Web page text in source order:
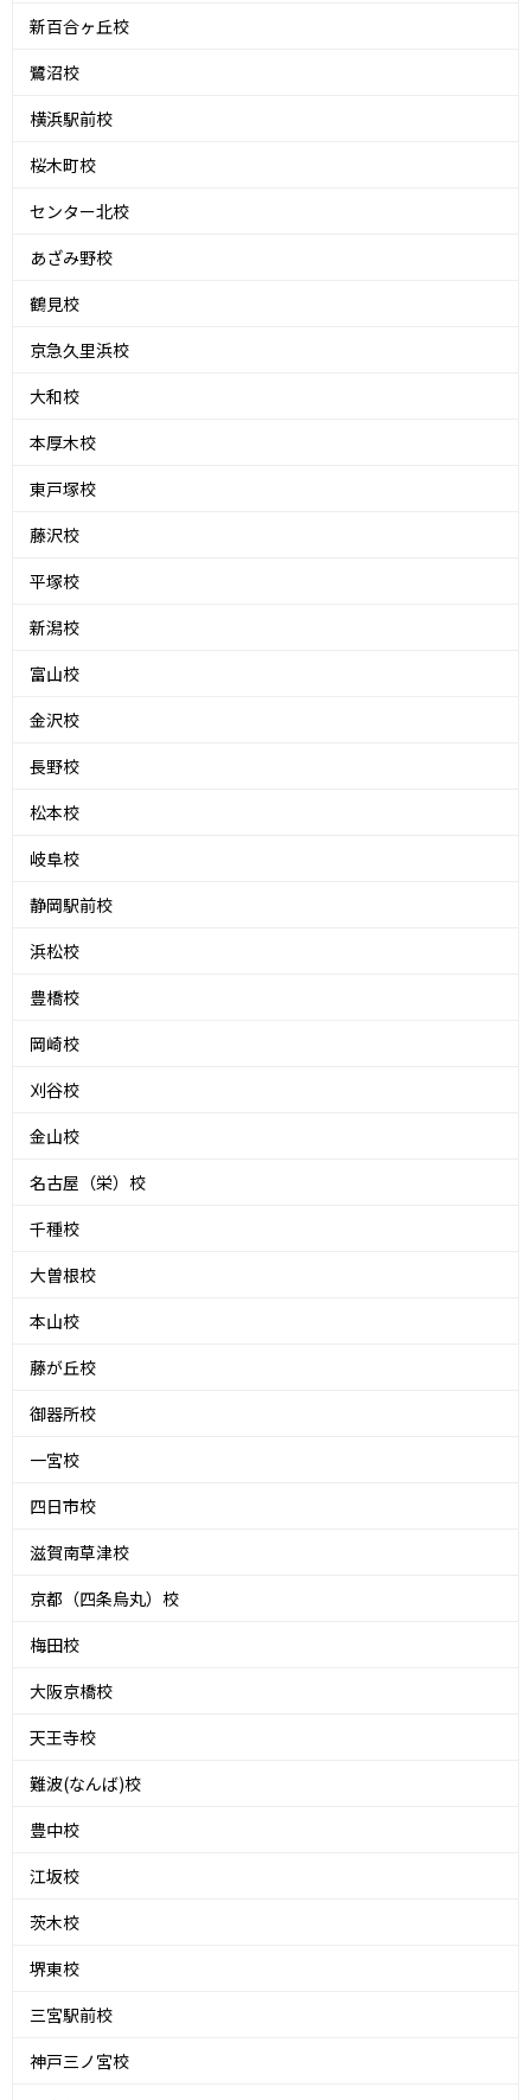
新百合ヶ丘校
鷺沼校
横浜駅前校
桜木町校
センター北校
あざみ野校
鶴見校
京急久里浜校
大和校
本厚木校
東戸塚校
藤沢校
平塚校
新潟校
富山校
金沢校
長野校
松本校
岐阜校
静岡駅前校
浜松校
豊橋校
岡崎校
刈谷校
金山校
名古屋（栄）校
千種校
大曽根校
本山校
藤が丘校
御器所校
一宮校
四日市校
滋賀南草津校
京都（四条烏丸）校
梅田校
大阪京橋校
天王寺校
難波(なんば)校
豊中校
江坂校
茨木校
堺東校
三宮駅前校
神戸三ノ宮校